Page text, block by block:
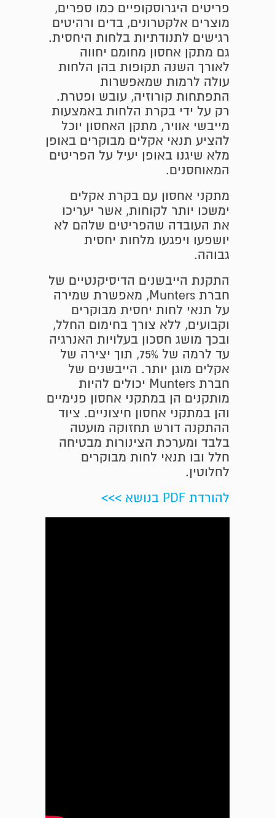
פריטים היגרוסקופיים כמו ספרים,
מוצרים אלקטרונים, בדים ורהיטים
רגישים לתנודתיות בלחות היחסית.
גם מתקן אחסון מחומם יחווה
לאורך השנה תקופות בהן הלחות
עולה לרמות שמאפשרות
התפתחות קורוזיה, עובש ופטרת.
רק על ידי בקרת הלחות באמצעות
מייבשי אוויר, מתקן האחסון יוכל
להציע תנאי אקלים מבוקרים באופן
מלא שיגנו באופן יעיל על הפריטים
המאוחסנים.
מתקני אחסון עם בקרת אקלים
ימשכו יותר לקוחות, אשר יעריכו
את העובדה שהפריטים שלהם לא
יושפעו ויפגעו מלחות יחסית
גבוהה.
התקנת הייבשנים הדיסיקנטיים של
חברת Munters, מאפשרת שמירה
על תנאי לחות יחסית מבוקרים
וקבועים, ללא צורך בחימום החלל,
ובכך מושג חסכון בעלויות האנרגיה
עד לרמה של 75%, תוך יצירה של
אקלים מוגן יותר. הייבשנים של
חברת Munters יכולים להיות
מותקנים הן במתקני אחסון פנימיים
והן במתקני אחסון חיצוניים. ציוד
ההתקנה דורש תחזוקה מועטה
בלבד ומערכת הצינורות מבטיחה
חלל ובו תנאי לחות מבוקרים
לחלוטין.
להורדת PDF בנושא >>>